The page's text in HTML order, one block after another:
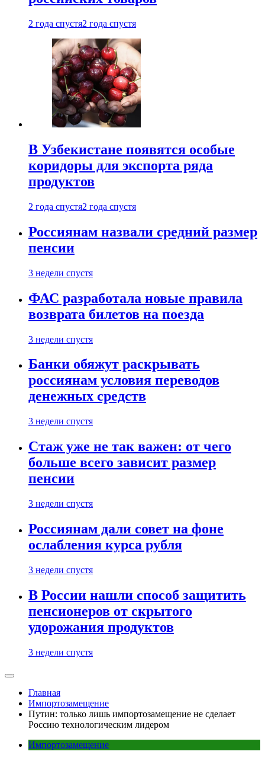
2 года спустя2 года спустя
В Узбекистане появятся особые
коридоры для экспорта ряда
продуктов
2 года спустя2 года спустя
Россиянам назвали средний размер
пенсии
3 недели спустя
ФАС разработала новые правила
возврата билетов на поезда
3 недели спустя
Банки обяжут раскрывать
россиянам условия переводов
денежных средств
3 недели спустя
Стаж уже не так важен: от чего
больше всего зависит размер
пенсии
3 недели спустя
Россиянам дали совет на фоне
ослабления курса рубля
3 недели спустя
В России нашли способ защитить
пенсионеров от скрытого
удорожания продуктов
3 недели спустя
Главная
Импортозамещение
Путин: только лишь импортозамещение не сделает
Россию технологическим лидером
Импортозамещение